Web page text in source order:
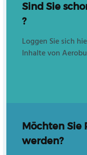
Sind Sie
?
Loggen Sie sich
Inhalte von
Möchten Sie
werden?